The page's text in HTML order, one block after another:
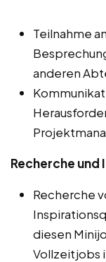
Teilnahme
anderen
Recherche und
Recherche
diesen
Vollzeitjobs